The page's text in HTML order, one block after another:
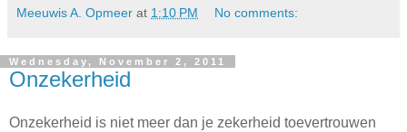
Meeuwis A. Opmeer at 1:10 PM No comments:
Wednesday, November 2, 2011
Onzekerheid
Onzekerheid is niet meer dan je zekerheid toevertrouwen